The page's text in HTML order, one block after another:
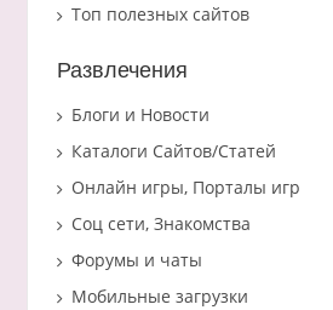
Топ полезных сайтов
Развлечения
Блоги и Новости
Каталоги Сайтов/Статей
Онлайн игры, Порталы игр
Соц сети, Знакомства
Форумы и чаты
Мобильные загрузки